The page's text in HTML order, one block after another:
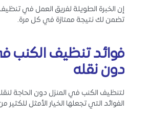
إن الخبرة الطويلة لفريق العمل في
تضمن لك نتيجة ممتازة في كل مرة.
فوائد تنظيف الكنب
دون نقله
لتنظيف الكنب في المنزل دون الحاجة
الفوائد التي تجعلها الخيار الأمثل للكثير